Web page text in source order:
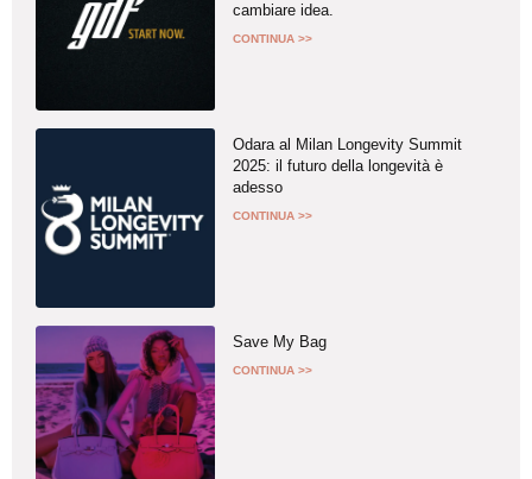
cambiare idea.
CONTINUA >>
Odara al Milan Longevity Summit
2025: il futuro della longevità è
adesso
CONTINUA >>
Save My Bag
CONTINUA >>